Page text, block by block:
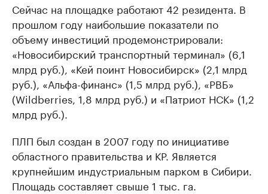
Сейчас на площадке работают 42 резидента. В
прошлом году наибольшие показатели по
объему инвестиций продемонстрировали:
«Новосибирский транспортный терминал» (6,1
млрд руб.), «Кей поинт Новосибирск» (2,1 млрд
руб.), «Альфа-финанс» (1,5 млрд руб.), «РВБ»
(Wildberries, 1,8 млрд руб.) и «Патриот НСК» (1,2
млрд руб.).
ПЛП был создан в 2007 году по инициативе
областного правительства и КР. Является
крупнейшим индустриальным парком в Сибири.
Площадь составляет свыше 1 тыс. га.